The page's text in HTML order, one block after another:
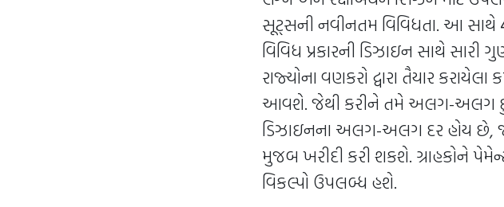
સૂટ્સની નવીનતમ વિવિધતા. આ સાથે
વિવિધ પ્રકારની ડિઝાઇન સાથે
રાજ્યોના વણકરો દ્વારા તૈયાર
આવશે. જેથી કરીને તમે અલગ-અલગ
ડિઝાઇનના અલગ-અલગ દર હોય છે,
મુજબ ખરીદી કરી શકશે. ગ્રાહકોને પેમેન્ટ
વિકલ્પો ઉપલબ્ધ હશે.